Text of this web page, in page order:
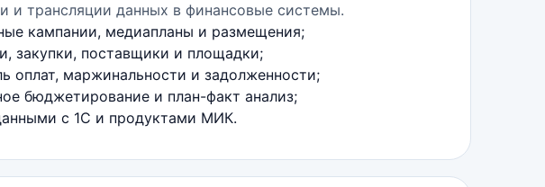
и трансляции данных в финансовые системы.
кампании, медиапланы и размещения;
закупки, поставщики и площадки;
оплат, маржинальности и задолженности;
бюджетирование и план-факт анализ;
с 1С и продуктами МИК.